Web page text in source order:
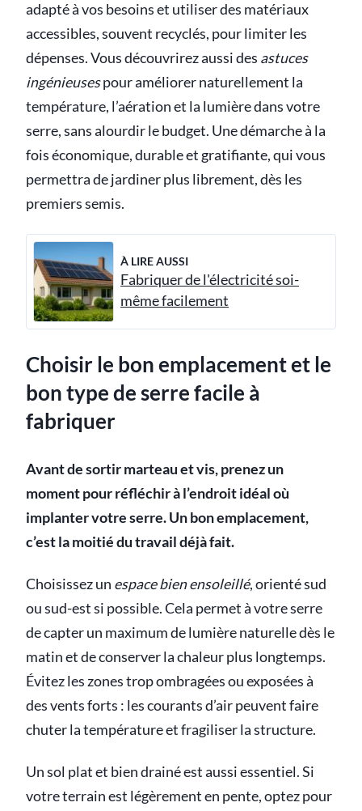
adapté à vos besoins et utiliser des matériaux
accessibles, souvent recyclés, pour limiter les
dépenses. Vous découvrirez aussi des astuces
ingénieusespour améliorer naturellement la
température, l’aération et la lumière dans votre
serre, sans alourdir le budget. Une démarche à la
fois économique, durable et gratifiante, qui vous
permettra de jardiner plus librement, dès les
premiers semis.
À LIRE AUSSI
Fabriquer de l'électricité soi-
même facilement
Choisir le bon emplacement et le
bon type de serre facile à
fabriquer
Avant de sortir marteau et vis, prenez un
moment pour réfléchir à l’endroit idéal où
implanter votre serre. Un bon emplacement,
c’est la moitié du travail déjà fait.
Choisissez un espace bien ensoleillé, orienté sud
ou sud-est si possible. Cela permet à votre serre
de capter un maximum de lumière naturelle dès le
matin et de conserver la chaleur plus longtemps.
Évitez les zones trop ombragées ou exposées à
des vents forts : les courants d’air peuvent faire
chuter la température et fragiliser la structure.
Un sol plat et bien drainé est aussi essentiel. Si
votre terrain est légèrement en pente, optez pour